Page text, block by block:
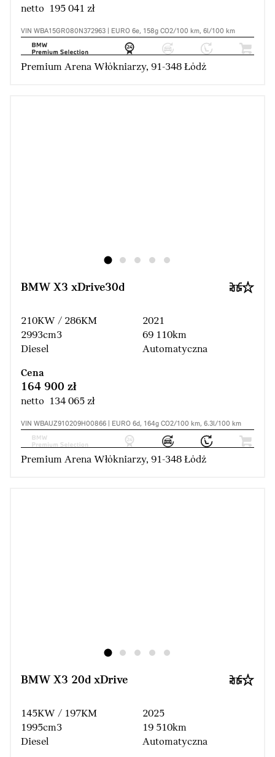
netto 195 041 zł
VIN WBA15GR080N372963 | EURO 6e, 158g CO2/100 km, 6l/100 km
Premium Arena Włókniarzy, 91-348 Łódź
BMW X3 xDrive30d
210KW / 286KM
2993cm3
Diesel
2021
69 110km
Automatyczna
Cena
164 900 zł
netto 134 065 zł
VIN WBAUZ910209H00866 | EURO 6d, 164g CO2/100 km, 6.3l/100 km
Premium Arena Włókniarzy, 91-348 Łódź
BMW X3 20d xDrive
145KW / 197KM
1995cm3
Diesel
2025
19 510km
Automatyczna